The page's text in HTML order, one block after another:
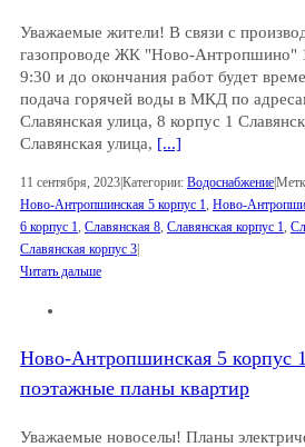
Уважаемые жители! В связи с
газопроводе ЖК "Ново-Антропшино"
9:30 и до окончания работ будет
подача горячей воды в МКД по
Славянская улица, 8 корпус 1
Славянская улица, [...]
11 сентября, 2023|Категории: Водоснабжение|
Ново-Антропшинская 5 корпус 1 Ново-
6 корпус 1 Славянская 8 Славянская корпус 1
Славянская корпус 3|
Читать дальше
Ново-Антропшинская 5 корпус
поэтажные планы квартир
Уважаемые новоселы! Планы